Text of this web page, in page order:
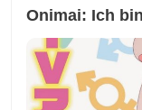
Onimai: Ich